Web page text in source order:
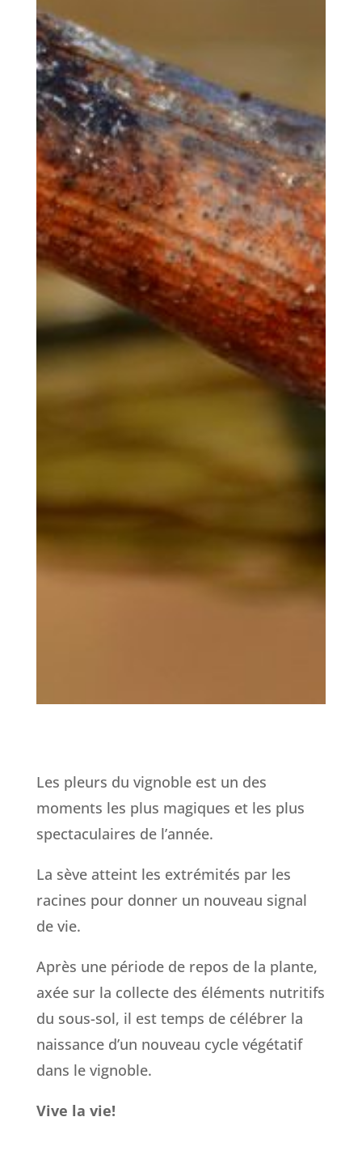
Les pleurs du vignoble est un des
moments les plus magiques et les plus
spectaculaires de l’année.
La sève atteint les extrémités par les
racines pour donner un nouveau signal
de vie.
Après une période de repos de la plante,
axée sur la collecte des éléments nutritifs
du sous-sol, il est temps de célébrer la
naissance d’un nouveau cycle végétatif
dans le vignoble.
Vive la vie!